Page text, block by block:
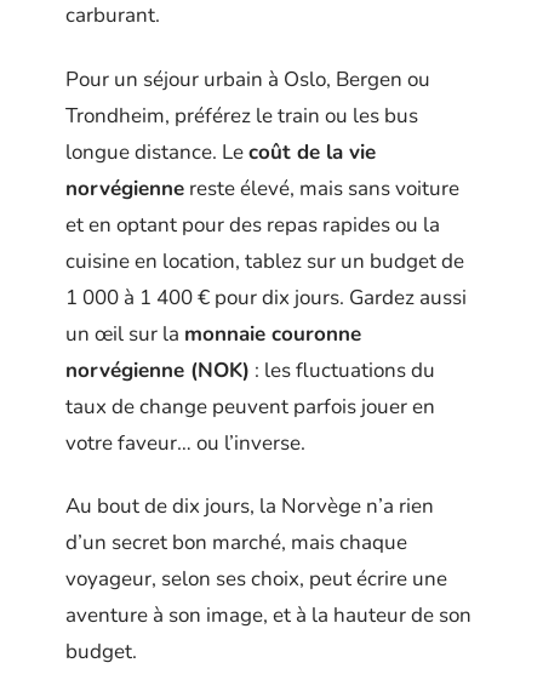
carburant.
Pour un séjour urbain à Oslo, Bergen ou
Trondheim, préférez le train ou les bus
longue distance. Lecoût de la vie
norvégienne reste élevé, mais sans voiture
et en optant pour des repas rapides ou la
cuisine en location, tablez sur un budget de
1 000 à 1 400 € pour dix jours. Gardez aussi
un œil sur la monnaie couronne
norvégienne (NOK) : les fluctuations du
taux de change peuvent parfois jouer en
votre faveur… ou l’inverse.
Au bout de dix jours, la Norvège n’a rien
d’un secret bon marché, mais chaque
voyageur, selon ses choix, peut écrire une
aventure à son image, et à la hauteur de son
budget.